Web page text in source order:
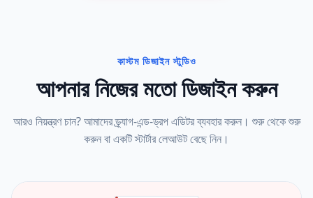
কাস্টম ডিজাইন স্টুডিও
আপনার নিজের মতো ডিজাইন করুন
আরও নিয়ন্ত্রণ চান? আমাদের ড্র্যাগ-এন্ড-ড্রপ এডিটর ব্যবহার করুন। শুরু থেকে শুরু
করুন বা একটি স্টার্টার লেআউট বেছে নিন।